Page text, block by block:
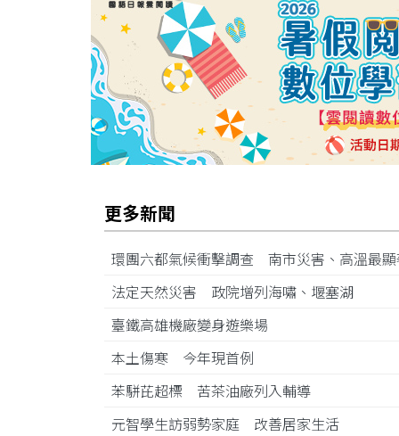
更多新聞
環團六都氣候衝擊調查 南市災害、高溫最
法定天然災害 政院增列海嘯、堰塞湖
臺鐵高雄機廠變身遊樂場
本土傷寒 今年現首例
苯駢芘超標 苦茶油廠列入輔導
元智學生訪弱勢家庭 改善居家生活